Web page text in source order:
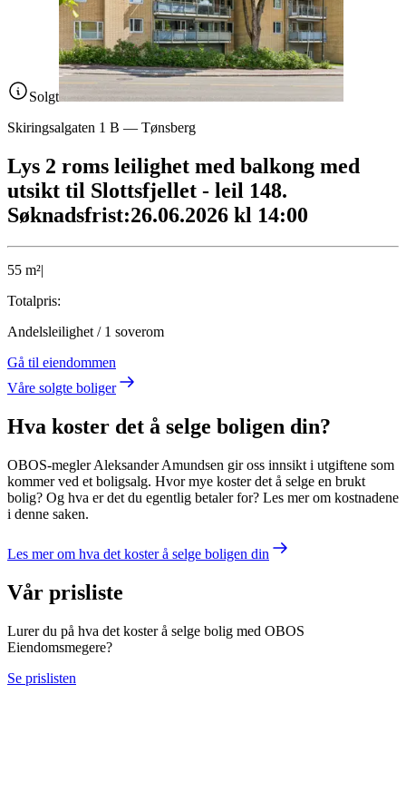
Solgt
Skiringsalgaten 1 B — Tønsberg
Lys 2 roms leilighet med balkong med
utsikt til Slottsfjellet - leil 148.
Søknadsfrist:26.06.2026 kl 14:00
55 m²|
Totalpris:
Andelsleilighet / 1 soverom
Gå til eiendommen
Våre solgte boliger
Hva koster det å selge boligen din?
OBOS-megler Aleksander Amundsen gir oss innsikt i utgiftene som
kommer ved et boligsalg. Hvor mye koster det å selge en brukt
bolig? Og hva er det du egentlig betaler for? Les mer om kostnadene
i denne saken.
Les mer om hva det koster å selge boligen din
Vår prisliste
Lurer du på hva det koster å selge bolig med OBOS
Eiendomsmegere?
Se prislisten